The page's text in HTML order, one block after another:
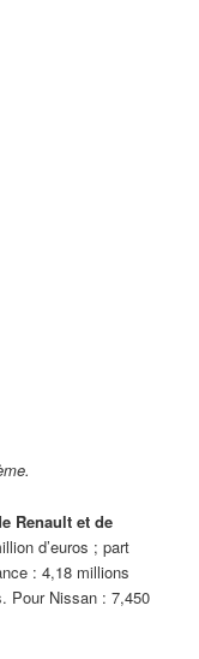
Renault et de
d’euros ; part
: 4,18 millions
Pour Nissan : 7,450